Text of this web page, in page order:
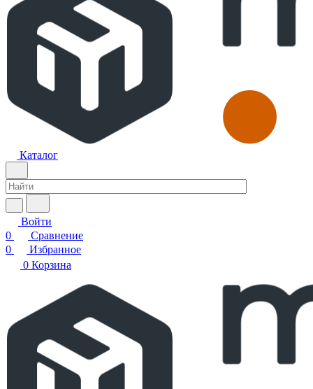
Каталог
Войти
0
Сравнение
0
Избранное
0 Корзина